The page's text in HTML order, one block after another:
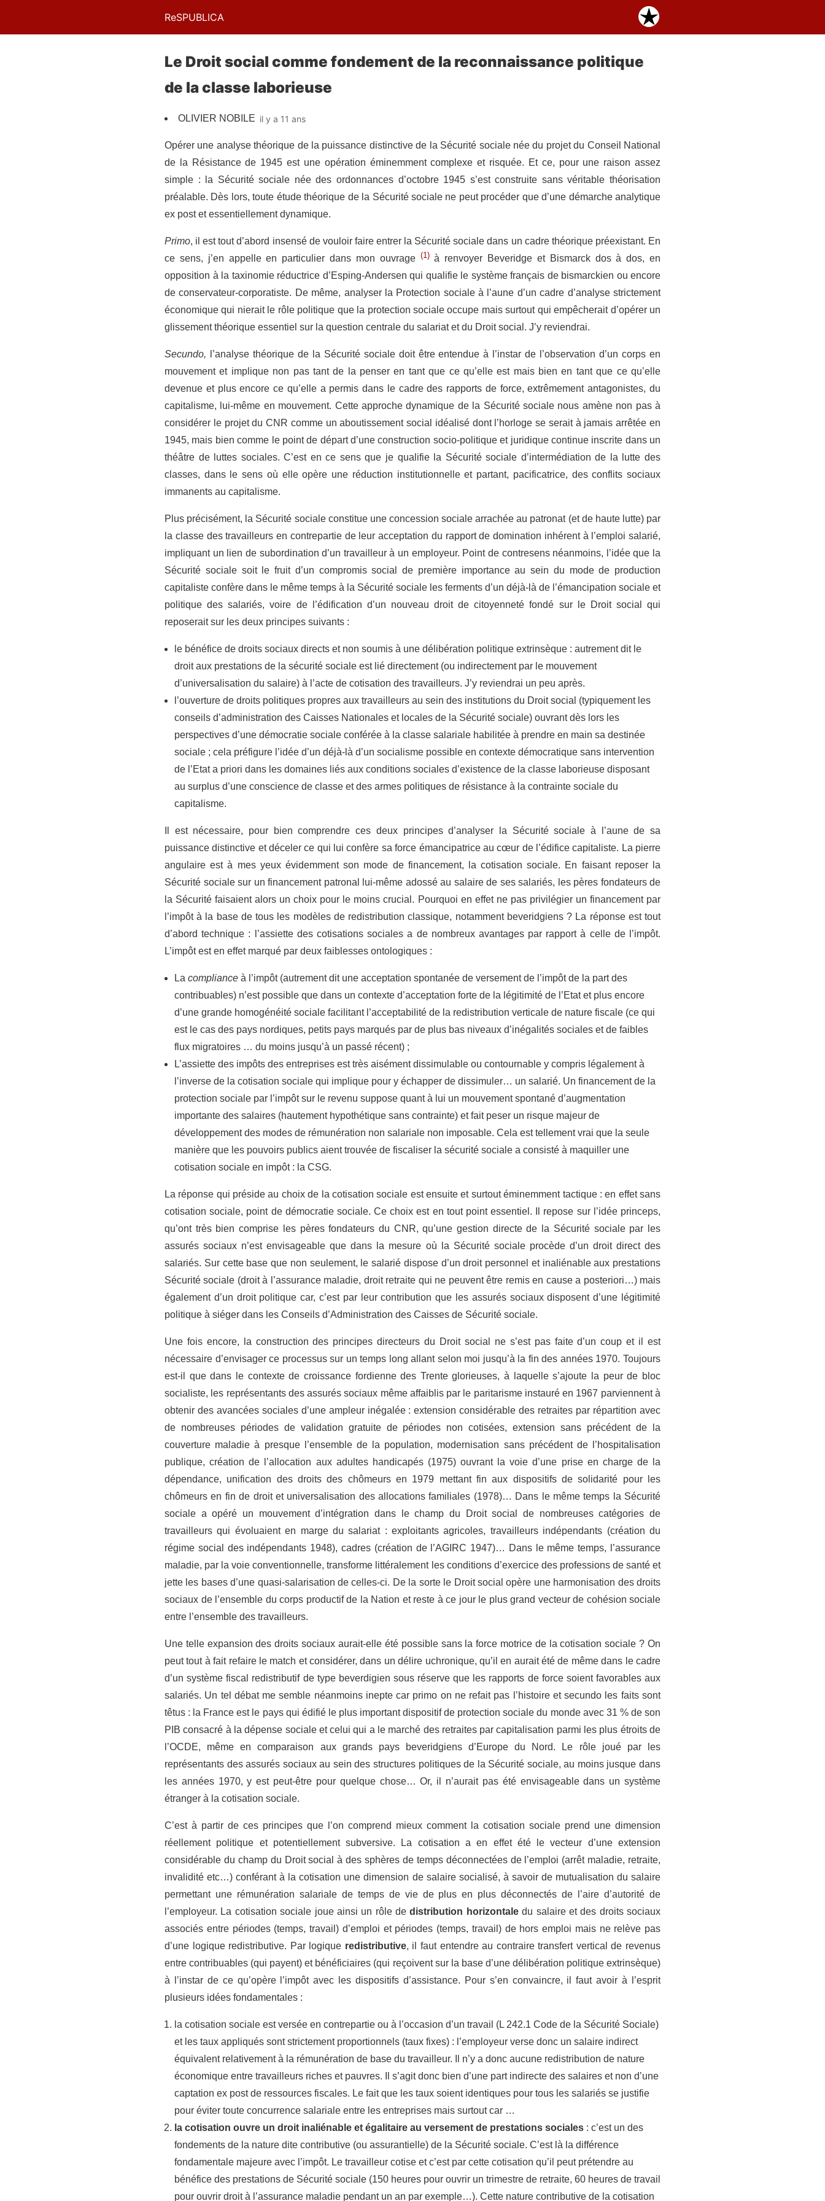
ReSPUBLICA
Le Droit social comme fondement de la reconnaissance politique
de la classe laborieuse
OLIVIER NOBILE il y a 11 ans
Opérer une analyse théorique de la puissance distinctive de la Sécurité sociale née du projet du Conseil National
de la Résistance de 1945 est une opération éminemment complexe et risquée. Et ce, pour une raison assez
simple : la Sécurité sociale née des ordonnances d’octobre 1945 s’est construite sans véritable théorisation
préalable. Dès lors, toute étude théorique de la Sécurité sociale ne peut procéder que d’une démarche analytique
ex post et essentiellement dynamique.
Primo, il est tout d’abord insensé de vouloir faire entrer la Sécurité sociale dans un cadre théorique préexistant. En
ce sens, j’en appelle en particulier dans mon ouvrage (1)à renvoyer Beveridge et Bismarck dos à dos, en
opposition à la taxinomie réductrice d’Esping-Andersen qui qualifie le système français de bismarckien ou encore
de conservateur-corporatiste. De même, analyser la Protection sociale à l’aune d’un cadre d’analyse strictement
économique qui nierait le rôle politique que la protection sociale occupe mais surtout qui empêcherait d’opérer un
glissement théorique essentiel sur la question centrale du salariat et du Droit social. J’y reviendrai.
Secundo, l’analyse théorique de la Sécurité sociale doit être entendue à l’instar de l’observation d’un corps en
mouvement et implique non pas tant de la penser en tant que ce qu’elle est mais bien en tant que ce qu’elle
devenue et plus encore ce qu’elle a permis dans le cadre des rapports de force, extrêmement antagonistes, du
capitalisme, lui-même en mouvement. Cette approche dynamique de la Sécurité sociale nous amène non pas à
considérer le projet du CNR comme un aboutissement social idéalisé dont l’horloge se serait à jamais arrêtée en
1945, mais bien comme le point de départ d’une construction socio-politique et juridique continue inscrite dans un
théâtre de luttes sociales. C’est en ce sens que je qualifie la Sécurité sociale d’intermédiation de la lutte des
classes, dans le sens où elle opère une réduction institutionnelle et partant, pacificatrice, des conflits sociaux
immanents au capitalisme.
Plus précisément, la Sécurité sociale constitue une concession sociale arrachée au patronat (et de haute lutte) par
la classe des travailleurs en contrepartie de leur acceptation du rapport de domination inhérent à l’emploi salarié,
impliquant un lien de subordination d’un travailleur à un employeur. Point de contresens néanmoins, l’idée que la
Sécurité sociale soit le fruit d’un compromis social de première importance au sein du mode de production
capitaliste confère dans le même temps à la Sécurité sociale les ferments d’un déjà-là de l’émancipation sociale et
politique des salariés, voire de l’édification d’un nouveau droit de citoyenneté fondé sur le Droit social qui
reposerait sur les deux principes suivants :
le bénéfice de droits sociaux directs et non soumis à une délibération politique extrinsèque : autrement dit le
droit aux prestations de la sécurité sociale est lié directement (ou indirectement par le mouvement
d’universalisation du salaire) à l’acte de cotisation des travailleurs. J’y reviendrai un peu après.
l’ouverture de droits politiques propres aux travailleurs au sein des institutions du Droit social (typiquement les
conseils d’administration des Caisses Nationales et locales de la Sécurité sociale) ouvrant dès lors les
perspectives d’une démocratie sociale conférée à la classe salariale habilitée à prendre en main sa destinée
sociale ; cela préfigure l’idée d’un déjà-là d’un socialisme possible en contexte démocratique sans intervention
de l’Etat a priori dans les domaines liés aux conditions sociales d’existence de la classe laborieuse disposant
au surplus d’une conscience de classe et des armes politiques de résistance à la contrainte sociale du
capitalisme.
Il est nécessaire, pour bien comprendre ces deux principes d’analyser la Sécurité sociale à l’aune de sa
puissance distinctive et déceler ce qui lui confère sa force émancipatrice au cœur de l’édifice capitaliste. La pierre
angulaire est à mes yeux évidemment son mode de financement, la cotisation sociale. En faisant reposer la
Sécurité sociale sur un financement patronal lui-même adossé au salaire de ses salariés, les pères fondateurs de
la Sécurité faisaient alors un choix pour le moins crucial. Pourquoi en effet ne pas privilégier un financement par
l’impôt à la base de tous les modèles de redistribution classique, notamment beveridgiens ? La réponse est tout
d’abord technique : l’assiette des cotisations sociales a de nombreux avantages par rapport à celle de l’impôt.
L’impôt est en effet marqué par deux faiblesses ontologiques :
La compliance à l’impôt (autrement dit une acceptation spontanée de versement de l’impôt de la part des
contribuables) n’est possible que dans un contexte d’acceptation forte de la légitimité de l’Etat et plus encore
d’une grande homogénéité sociale facilitant l’acceptabilité de la redistribution verticale de nature fiscale (ce qui
est le cas des pays nordiques, petits pays marqués par de plus bas niveaux d’inégalités sociales et de faibles
flux migratoires … du moins jusqu’à un passé récent) ;
L’assiette des impôts des entreprises est très aisément dissimulable ou contournable y compris légalement à
l’inverse de la cotisation sociale qui implique pour y échapper de dissimuler… un salarié. Un financement de la
protection sociale par l’impôt sur le revenu suppose quant à lui un mouvement spontané d’augmentation
importante des salaires (hautement hypothétique sans contrainte) et fait peser un risque majeur de
développement des modes de rémunération non salariale non imposable. Cela est tellement vrai que la seule
manière que les pouvoirs publics aient trouvée de fiscaliser la sécurité sociale a consisté à maquiller une
cotisation sociale en impôt : la CSG.
La réponse qui préside au choix de la cotisation sociale est ensuite et surtout éminemment tactique : en effet sans
cotisation sociale, point de démocratie sociale. Ce choix est en tout point essentiel. Il repose sur l’idée princeps,
qu’ont très bien comprise les pères fondateurs du CNR, qu’une gestion directe de la Sécurité sociale par les
assurés sociaux n’est envisageable que dans la mesure où la Sécurité sociale procède d’un droit direct des
salariés. Sur cette base que non seulement, le salarié dispose d’un droit personnel et inaliénable aux prestations
Sécurité sociale (droit à l’assurance maladie, droit retraite qui ne peuvent être remis en cause a posteriori…) mais
également d’un droit politique car, c’est par leur contribution que les assurés sociaux disposent d’une légitimité
politique à siéger dans les Conseils d’Administration des Caisses de Sécurité sociale.
Une fois encore, la construction des principes directeurs du Droit social ne s’est pas faite d’un coup et il est
nécessaire d’envisager ce processus sur un temps long allant selon moi jusqu’à la fin des années 1970. Toujours
est-il que dans le contexte de croissance fordienne des Trente glorieuses, à laquelle s’ajoute la peur de bloc
socialiste, les représentants des assurés sociaux même affaiblis par le paritarisme instauré en 1967 parviennent à
obtenir des avancées sociales d’une ampleur inégalée : extension considérable des retraites par répartition avec
de nombreuses périodes de validation gratuite de périodes non cotisées, extension sans précédent de la
couverture maladie à presque l’ensemble de la population, modernisation sans précédent de l’hospitalisation
publique, création de l’allocation aux adultes handicapés (1975) ouvrant la voie d’une prise en charge de la
dépendance, unification des droits des chômeurs en 1979 mettant fin aux dispositifs de solidarité pour les
chômeurs en fin de droit et universalisation des allocations familiales (1978)… Dans le même temps la Sécurité
sociale a opéré un mouvement d’intégration dans le champ du Droit social de nombreuses catégories de
travailleurs qui évoluaient en marge du salariat : exploitants agricoles, travailleurs indépendants (création du
régime social des indépendants 1948), cadres (création de l’AGIRC 1947)… Dans le même temps, l’assurance
maladie, par la voie conventionnelle, transforme littéralement les conditions d’exercice des professions de santé et
jette les bases d’une quasi-salarisation de celles-ci. De la sorte le Droit social opère une harmonisation des droits
sociaux de l’ensemble du corps productif de la Nation et reste à ce jour le plus grand vecteur de cohésion sociale
entre l’ensemble des travailleurs.
Une telle expansion des droits sociaux aurait-elle été possible sans la force motrice de la cotisation sociale ? On
peut tout à fait refaire le match et considérer, dans un délire uchronique, qu’il en aurait été de même dans le cadre
d’un système fiscal redistributif de type beverdigien sous réserve que les rapports de force soient favorables aux
salariés. Un tel débat me semble néanmoins inepte car primo on ne refait pas l’histoire et secundo les faits sont
têtus : la France est le pays qui édifié le plus important dispositif de protection sociale du monde avec 31 % de son
PIB consacré à la dépense sociale et celui qui a le marché des retraites par capitalisation parmi les plus étroits de
l’OCDE, même en comparaison aux grands pays beveridgiens d’Europe du Nord. Le rôle joué par les
représentants des assurés sociaux au sein des structures politiques de la Sécurité sociale, au moins jusque dans
les années 1970, y est peut-être pour quelque chose… Or, il n’aurait pas été envisageable dans un système
étranger à la cotisation sociale.
C’est à partir de ces principes que l’on comprend mieux comment la cotisation sociale prend une dimension
réellement politique et potentiellement subversive. La cotisation a en effet été le vecteur d’une extension
considérable du champ du Droit social à des sphères de temps déconnectées de l’emploi (arrêt maladie, retraite,
invalidité etc…) conférant à la cotisation une dimension de salaire socialisé, à savoir de mutualisation du salaire
permettant une rémunération salariale de temps de vie de plus en plus déconnectés de l’aire d’autorité de
l’employeur. La cotisation sociale joue ainsi un rôle dedistribution horizontaledu salaire et des droits sociaux
associés entre périodes (temps, travail) d’emploi et périodes (temps, travail) de hors emploi mais ne relève pas
d’une logique redistributive. Par logique redistributive, il faut entendre au contraire transfert vertical de revenus
entre contribuables (qui payent) et bénéficiaires (qui reçoivent sur la base d’une délibération politique extrinsèque)
à l’instar de ce qu’opère l’impôt avec les dispositifs d’assistance. Pour s’en convaincre, il faut avoir à l’esprit
plusieurs idées fondamentales :
la cotisation sociale est versée en contrepartie ou à l’occasion d’un travail (L 242.1 Code de la Sécurité Sociale)
et les taux appliqués sont strictement proportionnels (taux fixes) : l’employeur verse donc un salaire indirect
équivalent relativement à la rémunération de base du travailleur. Il n’y a donc aucune redistribution de nature
économique entre travailleurs riches et pauvres. Il s’agit donc bien d’une part indirecte des salaires et non d’une
captation ex post de ressources fiscales. Le fait que les taux soient identiques pour tous les salariés se justifie
pour éviter toute concurrence salariale entre les entreprises mais surtout car …
la cotisation ouvre un droit inaliénable et égalitaire au versement de prestations sociales : c’est un des
fondements de la nature dite contributive (ou assurantielle) de la Sécurité sociale. C’est là la différence
fondamentale majeure avec l’impôt. Le travailleur cotise et c’est par cette cotisation qu’il peut prétendre au
bénéfice des prestations de Sécurité sociale (150 heures pour ouvrir un trimestre de retraite, 60 heures de travail
pour ouvrir droit à l’assurance maladie pendant un an par exemple…). Cette nature contributive de la cotisation